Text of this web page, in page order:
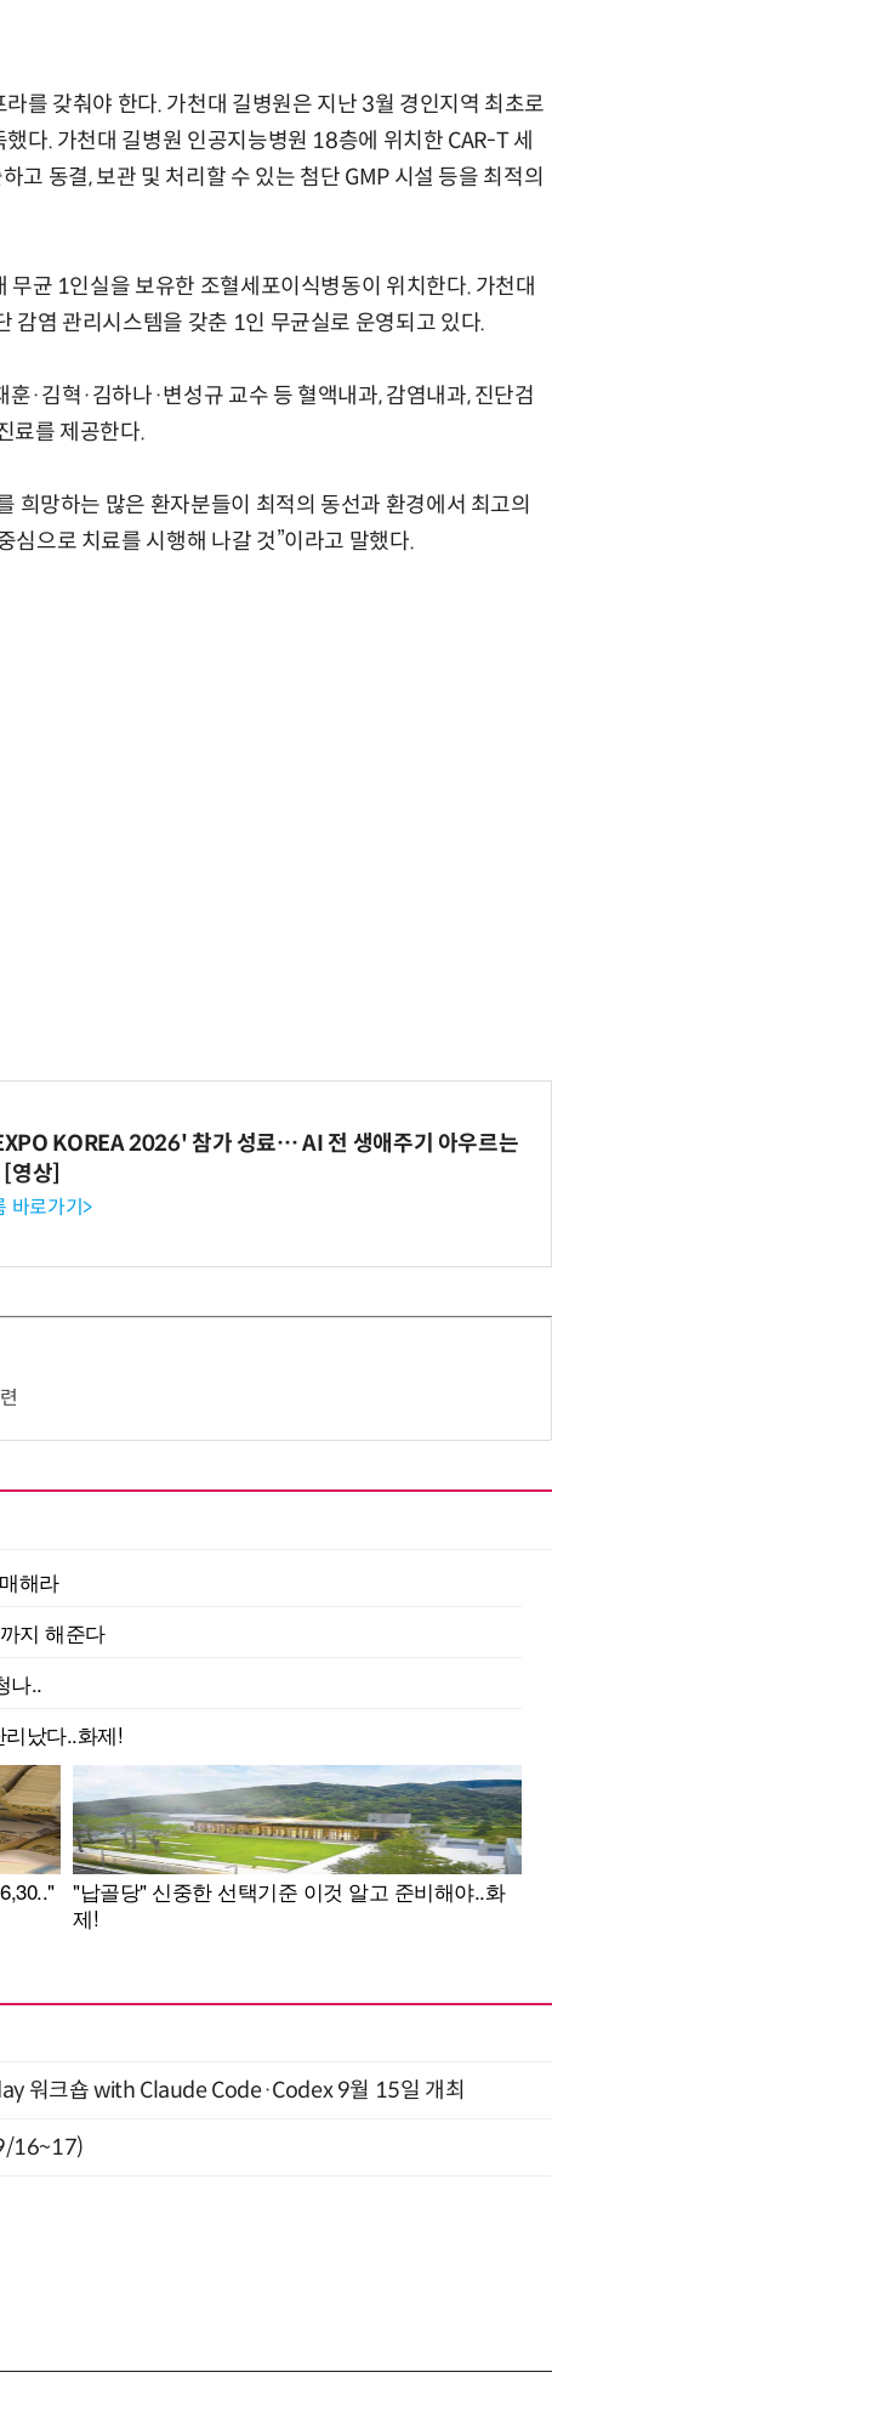
를 갖춰야 한다. 가천대 길병원은 지난 3월 경인지역 최초로
다. 가천대 길병원 인공지능병원 18층에 위치한 CAR-T 세
고 동결, 보관 및 처리할 수 있는 첨단 GMP 시설 등을 최적의
균 1인실을 보유한 조혈세포이식병동이 위치한다. 가천대
감염 관리시스템을 갖춘 1인 무균실로 운영되고 있다.
·김혁·김하나·변성규 교수 등 혈액내과, 감염내과, 진단검
료를 제공한다.
희망하는 많은 환자분들이 최적의 동선과 환경에서 최고의
심으로 치료를 시행해 나갈 것”이라고 말했다.
KOREA 2026' 참가 성료… AI 전 생애주기 아우르는
영상]
바로가기>
워크숍 with Claude Code·Codex 9월 15일 개최
16~17)